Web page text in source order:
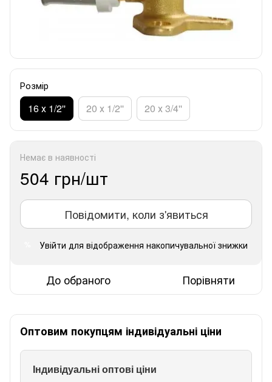
Розмір
16 х 1/2'' 20 х 1/2'' 20 х 3/4''
Немає в наявності
504 грн/шт
Повідомити, коли з'явиться
Увійти для відображення накопичувальної знижки
До обраного Порівняти
Оптовим покупцям індивідуальні ціни
Індивідуальні оптові ціни